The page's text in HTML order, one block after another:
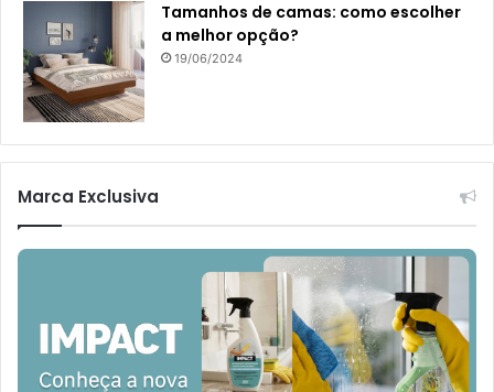
Tamanhos de camas: como escolher
a melhor opção?
19/06/2024
Marca Exclusiva